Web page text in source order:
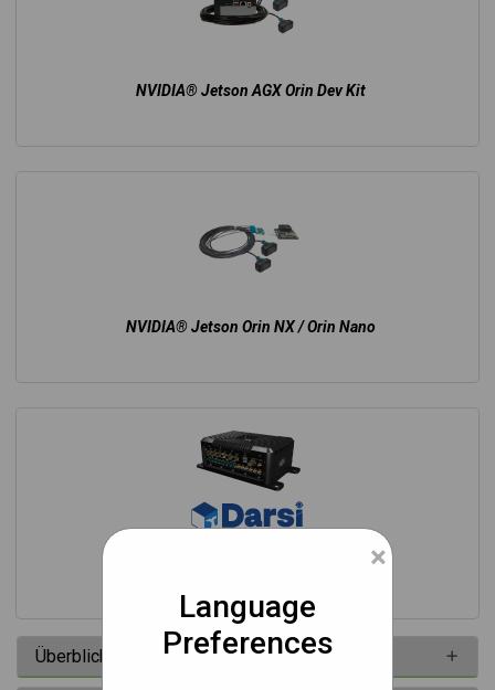
NVIDIA® Jetson AGX Orin Dev Kit
NVIDIA® Jetson Orin NX / Orin Nano
Überblick
×
Language
Preferences